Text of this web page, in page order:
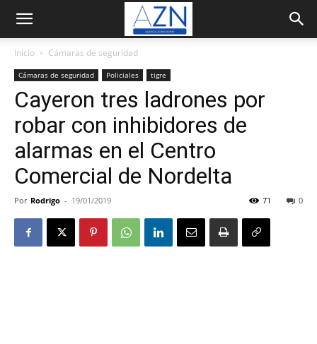
Inicio Cámaras de seguridad
Cámaras de seguridad Policiales tigre
Cayeron tres ladrones por
robar con inhibidores de
alarmas en el Centro
Comercial de Nordelta
Por Rodrigo - 19/01/2019 0
71